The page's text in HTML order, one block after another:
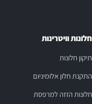
חלונות וויטרינות
תיקון חלונות
התקנת חלון אלומיניום
חלונות הזזה למרפסת